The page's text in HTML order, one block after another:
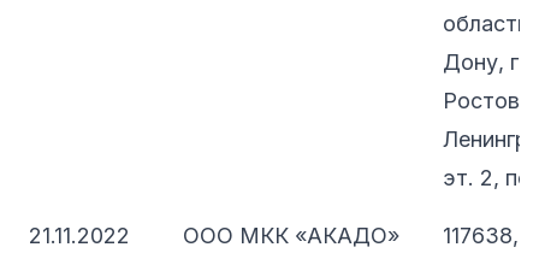
Дону,
Ростов-
эт. 2,
21.11.2022 ООО МКК «АКАДО»
117638,